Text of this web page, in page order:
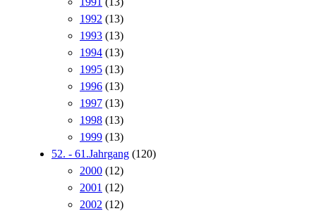
1992 (13)
1993 (13)
1994 (13)
1995 (13)
1996 (13)
1997 (13)
1998 (13)
1999 (13)
52. - 61.Jahrgang (120)
2000 (12)
2001 (12)
2002 (12)